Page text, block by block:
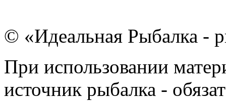
© «Идеальная Рыбалка -
При использовании
источник рыбалка -